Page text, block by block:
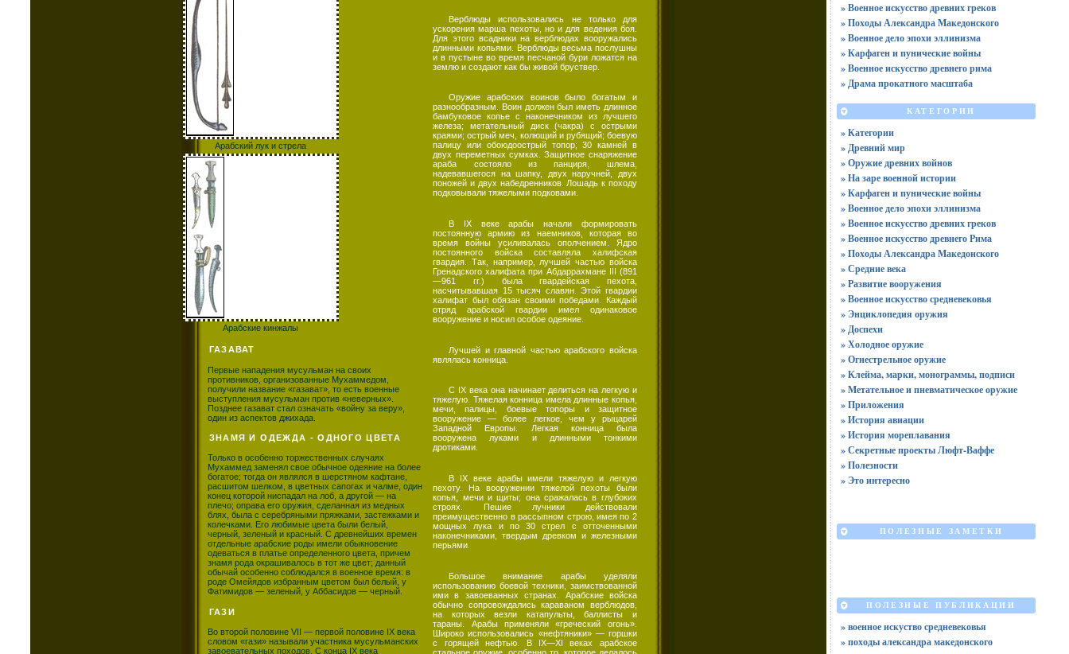
Арабский лук и стрела
Арабские кинжалы
ГАЗАВАТ
Первые нападения мусульман на своих
противников, организованные Мухаммедом,
получили название «газават», то есть военные
выступления мусульман против «неверных».
Позднее газават стал означать «войну за веру»,
один из аспектов джихада.
ЗНАМЯ И ОДЕЖДА - ОДНОГО ЦВЕТА
Только в особенно торжественных случаях
Мухаммед заменял свое обычное одеяние на более
богатое; тогда он являлся в шерстяном кафтане,
расшитом шелком, в цветных сапогах и чалме, один
конец которой ниспадал на лоб, а другой — на
плечо; оправа его оружия, сделанная из медных
блях, была с серебряными пряжками, застежками и
колечками. Его любимые цвета были белый,
черный, зеленый и красный. С древнейших времен
отдельные арабские роды имели обыкновение
одеваться в платье определенного цвета, причем
знамя рода окрашивалось в тот же цвет; данный
обычай особенно соблюдался в военное время: в
роде Омейядов избранным цветом был белый, у
Фатимидов — зеленый, у Аббасидов — черный.
ГАЗИ
Во второй половине VII — первой половине IX века
словом «гази» называли участника мусульманских
завоевательных походов. С конца IX века
Верблюды использовались не только для
ускорения марша пехоты, но и для ведения боя.
Для этого всадники на верблюдах вооружались
длинными копьями. Верблюды весьма послушны
и в пустыне во время песчаной бури ложатся на
землю и создают как бы живой бруствер.
Оружие арабских воинов было богатым и
разнообразным. Воин должен был иметь длинное
бамбуковое копье с наконечником из лучшего
железа; метательный диск (чакра) с острыми
краями; острый меч, колющий и рубящий; боевую
палицу или обоюдоострый топор; 30 камней в
двух переметных сумках. Защитное снаряжение
араба состояло из панциря, шлема,
надевавшегося на шапку, двух наручней, двух
поножей и двух набедренников. Лошадь к походу
подковывали тяжелыми подковами.
В IX веке арабы начали формировать
постоянную армию из наемников, которая во
время войны усиливалась ополчением. Ядро
постоянного войска составляла халифская
гвардия. Так, например, лучшей частью войска
Гренадского халифата при Абдаррахмане III (891
—961 гг.) была гвардейская пехота,
насчитывавшая 15 тысяч славян. Этой гвардии
халифат был обязан своими победами. Каждый
отряд арабской гвардии имел одинаковое
вооружение и носил особое одеяние.
Лучшей и главной частью арабского войска
являлась конница.
С IX века она начинает делиться на легкую и
тяжелую. Тяжелая конница имела длинные копья,
мечи, палицы, боевые топоры и защитное
вооружение — более легкое, чем у рыцарей
Западной Европы. Легкая конница была
вооружена луками и длинными тонкими
дротиками.
В IX веке арабы имели тяжелую и легкую
пехоту. На вооружении тяжелой пехоты были
копья, мечи и щиты; она сражалась в глубоких
строях. Пешие лучники действовали
преимущественно в рассыпном строю, имея по 2
мощных лука и по 30 стрел с отточенными
наконечниками, твердым древком и железными
перьями.
Большое внимание арабы уделяли
использованию боевой техники, заимствованной
ими в завоеванных странах. Арабские войска
обычно сопровождались караваном верблюдов,
на которых везли катапульты, баллисты и
тараны. Арабы применяли «греческий огонь».
Широко использовались «нефтяники» — горшки
с горящей нефтью. В IX—XI веках арабское
стальное оружие, особенно то, которое делалось
» Военное искусство древних греков
» Походы Александра Македонского
» Военное дело эпохи эллинизма
» Карфаген и пунические войны
» Военное искусство древнего рима
» Драма прокатного масштаба
КАТЕГОРИИ
» Категории
» Древний мир
» Оружие древних войнов
» На заре военной истории
» Карфаген и пунические войны
» Военное дело эпохи эллинизма
» Военное искусство древних греков
» Военное искусство древнего Рима
» Походы Александра Македонского
» Средние века
» Развитие вооружения
» Военное искусство средневековья
» Энциклопедия оружия
» Доспехи
» Холодное оружие
» Огнестрельное оружие
» Клейма, марки, монограммы, подписи
» Метательное и пневматическое оружие
» Приложения
» История авиации
» История мореплавания
» Секретные проекты Люфт-Ваффе
» Полезности
» Это интересно
ПОЛЕЗНЫЕ ЗАМЕТКИ
ПОЛЕЗНЫЕ ПУБЛИКАЦИИ
» военное искуство средневековья
» походы александра македонского